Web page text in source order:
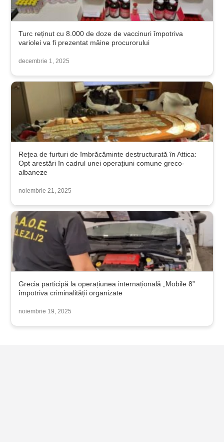
Turc reținut cu 8.000 de doze de vaccinuri împotriva
variolei va fi prezentat mâine procurorului
decembrie 1, 2025
Rețea de furturi de îmbrăcăminte destructurată în Attica:
Opt arestări în cadrul unei operațiuni comune greco-
albaneze
noiembrie 21, 2025
Grecia participă la operațiunea internațională „Mobile 8”
împotriva criminalității organizate
noiembrie 19, 2025